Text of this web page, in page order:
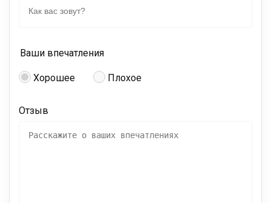
Ваши впечатления
Хорошее Плохое
Отзыв